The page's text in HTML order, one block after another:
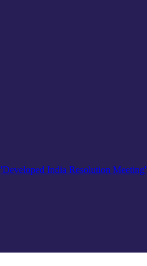
'Developed India Resolution Meeting'